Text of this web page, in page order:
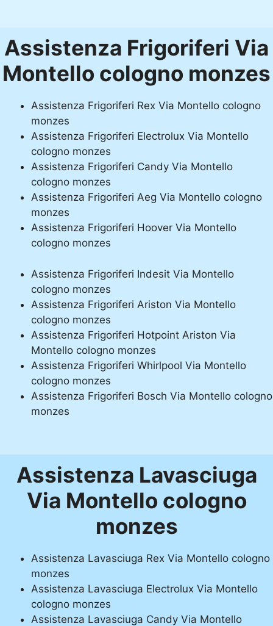
Assistenza Frigoriferi Via
Montello cologno monzes
Assistenza Frigoriferi Rex Via Montello cologno
monzes
Assistenza Frigoriferi Electrolux Via Montello
cologno monzes
Assistenza Frigoriferi Candy Via Montello
cologno monzes
Assistenza Frigoriferi Aeg Via Montello cologno
monzes
Assistenza Frigoriferi Hoover Via Montello
cologno monzes
Assistenza Frigoriferi Indesit Via Montello
cologno monzes
Assistenza Frigoriferi Ariston Via Montello
cologno monzes
Assistenza Frigoriferi Hotpoint Ariston Via
Montello cologno monzes
Assistenza Frigoriferi Whirlpool Via Montello
cologno monzes
Assistenza Frigoriferi Bosch Via Montello cologno
monzes
Assistenza Lavasciuga
Via Montello cologno
monzes
Assistenza Lavasciuga Rex Via Montello cologno
monzes
Assistenza Lavasciuga Electrolux Via Montello
cologno monzes
Assistenza Lavasciuga Candy Via Montello